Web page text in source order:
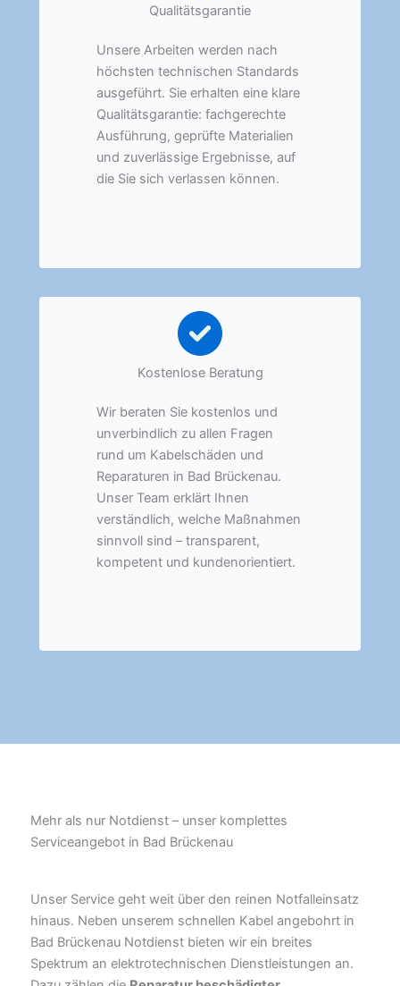
Qualitätsgarantie
Unsere Arbeiten werden nach
höchsten technischen Standards
ausgeführt. Sie erhalten eine klare
Qualitätsgarantie: fachgerechte
Ausführung, geprüfte Materialien
und zuverlässige Ergebnisse, auf
die Sie sich verlassen können.
Kostenlose Beratung
Wir beraten Sie kostenlos und
unverbindlich zu allen Fragen
rund um Kabelschäden und
Reparaturen in Bad Brückenau.
Unser Team erklärt Ihnen
verständlich, welche Maßnahmen
sinnvoll sind – transparent,
kompetent und kundenorientiert.
Mehr als nur Notdienst – unser komplettes
Serviceangebot in Bad Brückenau
Unser Service geht weit über den reinen Notfalleinsatz
hinaus. Neben unserem schnellen Kabel angebohrt in
Bad Brückenau Notdienst bieten wir ein breites
Spektrum an elektrotechnischen Dienstleistungen an.